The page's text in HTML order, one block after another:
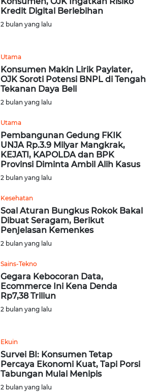
Kredit Digital Berlebihan
2 bulan yang lalu
Utama
Konsumen Makin Lirik Paylater,
OJK Soroti Potensi BNPL di Tengah
Tekanan Daya Beli
2 bulan yang lalu
Utama
Pembangunan Gedung FKIK
UNJA Rp.3.9 Milyar Mangkrak,
KEJATI, KAPOLDA dan BPK
Provinsi Diminta Ambil Alih Kasus
2 bulan yang lalu
Kesehatan
Soal Aturan Bungkus Rokok Bakal
Dibuat Seragam, Berikut
Penjelasan Kemenkes
2 bulan yang lalu
Sains-Tekno
Gegara Kebocoran Data,
Ecommerce Ini Kena Denda
Rp7,38 Triliun
2 bulan yang lalu
Ekuin
Survei BI: Konsumen Tetap
Percaya Ekonomi Kuat, Tapi Porsi
Tabungan Mulai Menipis
2 bulan yang lalu